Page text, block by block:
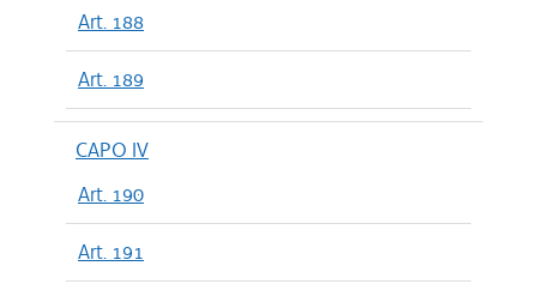
Art. 188
Art. 189
CAPO IV
Art. 190
Art. 191